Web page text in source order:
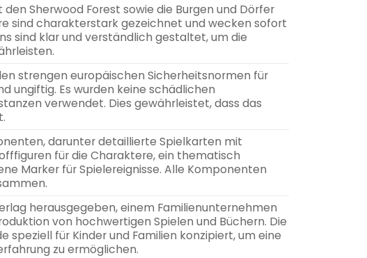
Sherwood Forest sowie die Burgen und Dörfer
sind charakterstark gezeichnet und wecken sofort
sind klar und verständlich gestaltet, um die
strengen europäischen Sicherheitsnormen für
ungiftig. Es wurden keine schädlichen
verwendet. Dies gewährleistet, dass das
darunter detaillierte Spielkarten mit
für die Charaktere, ein thematisch
Marker für Spielereignisse. Alle Komponenten
herausgegeben, einem Familienunternehmen
von hochwertigen Spielen und Büchern. Die
speziell für Kinder und Familien konzipiert, um eine
zu ermöglichen.